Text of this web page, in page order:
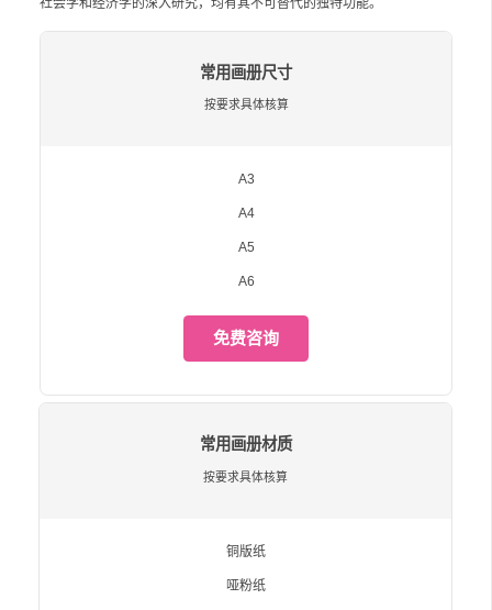
社会学和经济学的深入研究，均有其不可替代的独特功能。
常用画册尺寸
按要求具体核算
A3
A4
A5
A6
免费咨询
常用画册材质
按要求具体核算
铜版纸
哑粉纸